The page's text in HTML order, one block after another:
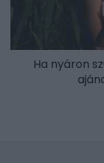
Ha nyáron